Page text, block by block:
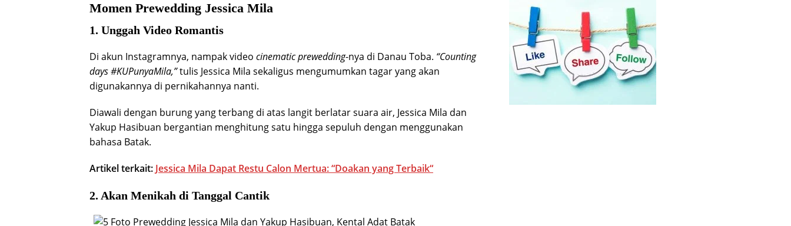
Momen Prewedding Jessica Mila
1. Unggah Video Romantis
Di akun Instagramnya, nampak video cinematic prewedding-nya di Danau Toba. “Counting
days #KUPunyaMila,”tulis Jessica Mila sekaligus mengumumkan tagar yang akan
digunakannya di pernikahannya nanti.
Diawali dengan burung yang terbang di atas langit berlatar suara air, Jessica Mila dan
Yakup Hasibuan bergantian menghitung satu hingga sepuluh dengan menggunakan
bahasa Batak.
Artikel terkait: Jessica Mila Dapat Restu Calon Mertua: “Doakan yang Terbaik“
2. Akan Menikah di Tanggal Cantik